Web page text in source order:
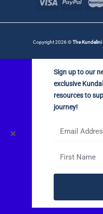
Copyright 2026 ©The Kundalini
✕
Sign up to our
exclusive
resources to
journey!